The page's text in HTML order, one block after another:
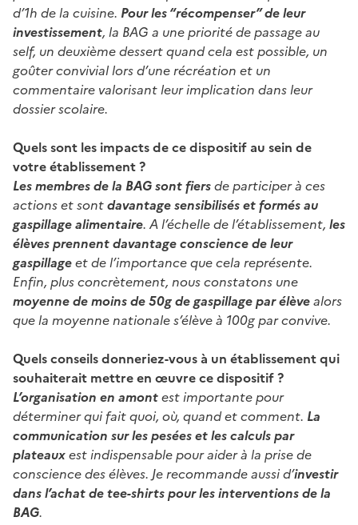
d’1h de la cuisine. Pour les “récompenser” de leur
investissement, la BAG a une priorité de passage au
self, un deuxième dessert quand cela est possible, un
goûter convivial lors d’une récréation et un
commentaire valorisant leur implication dans leur
dossier scolaire.
Quels sont les impacts de ce dispositif au sein de
votre établissement ?
Les membres de la BAG sont fiersde participer à ces
actions et sontdavantage sensibilisés et formés au
gaspillage alimentaire. A l’échelle de l’établissement, les
élèves prennent davantage conscience de leur
gaspillageet de l’importance que cela représente.
Enfin, plus concrètement, nous constatons une
moyenne de moins de 50g de gaspillage par élèvealors
que la moyenne nationale s’élève à 100g par convive.
Quels conseils donneriez-vous à un établissement qui
souhaiterait mettre en œuvre ce dispositif ?
L’organisation en amontest importante pour
déterminer qui fait quoi, où, quand et comment. La
communication sur les pesées et les calculs par
plateauxest indispensable pour aider à la prise de
conscience des élèves. Je recommande aussi d’investir
dans l’achat de tee-shirts pour les interventions de la
BAG.